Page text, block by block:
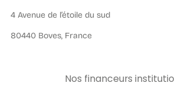
4 Avenue de l’étoile du sud
80440 Boves, France
Nos financeurs